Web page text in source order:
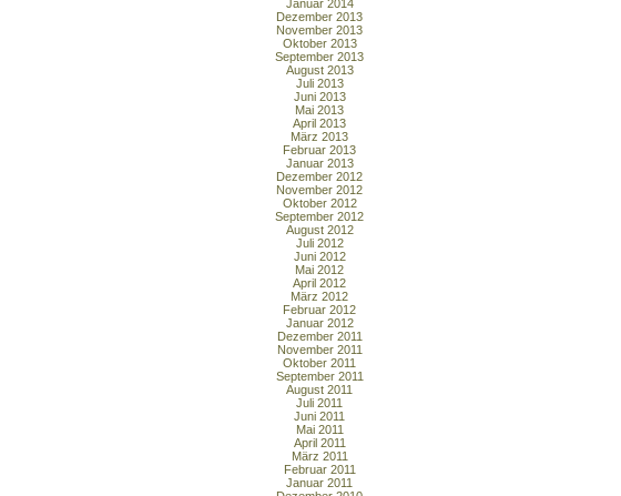
Januar 2014
Dezember 2013
November 2013
Oktober 2013
September 2013
August 2013
Juli 2013
Juni 2013
Mai 2013
April 2013
März 2013
Februar 2013
Januar 2013
Dezember 2012
November 2012
Oktober 2012
September 2012
August 2012
Juli 2012
Juni 2012
Mai 2012
April 2012
März 2012
Februar 2012
Januar 2012
Dezember 2011
November 2011
Oktober 2011
September 2011
August 2011
Juli 2011
Juni 2011
Mai 2011
April 2011
März 2011
Februar 2011
Januar 2011